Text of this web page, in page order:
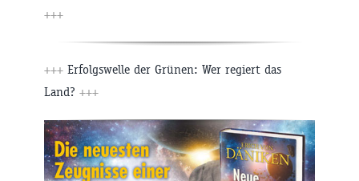
+++
+++ Erfolgswelle der Grünen: Wer regiert das
Land? +++